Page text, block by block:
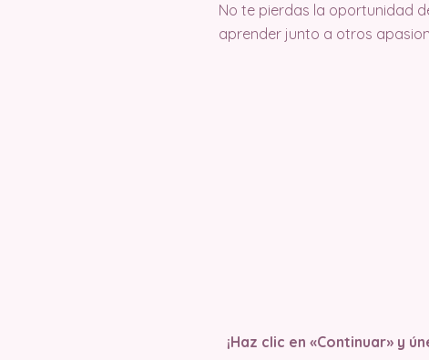
No te pierdas la oportunidad
aprender junto a otros
¡Haz clic en «Continuar» y